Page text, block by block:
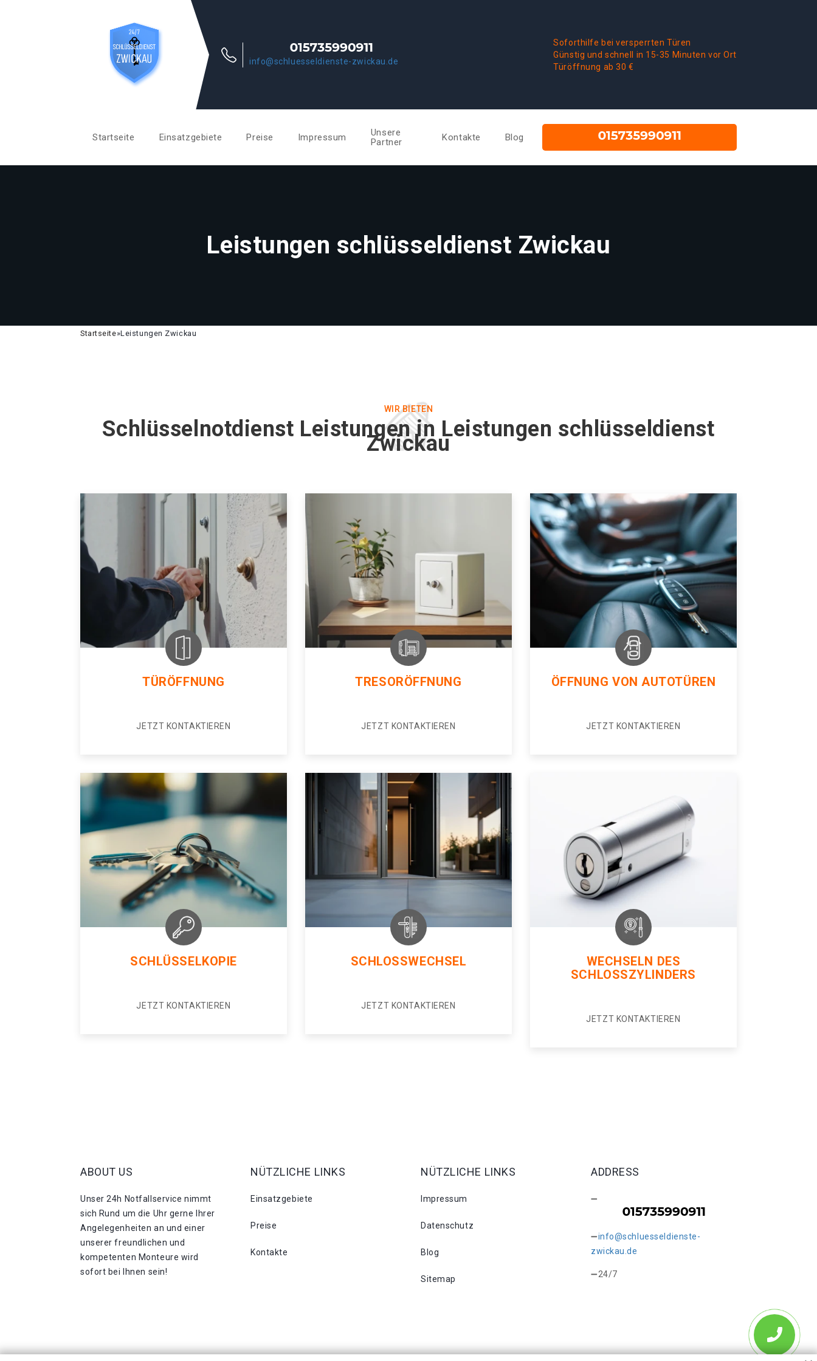
info@schluesseldienste-zwickau.de
Soforthilfe bei versperrten Türen
Günstig und schnell in 15-35 Minuten vor Ort
Türöffnung ab 30 €
Startseite Einsatzgebiete Preise Impressum
Unsere
Partner
Kontakte Blog
Leistungen schlüsseldienst Zwickau
Startseite»Leistungen Zwickau
WIR BIETEN
Schlüsselnotdienst Leistungen in Leistungen schlüsseldienst
Zwickau
TÜRÖFFNUNG
JETZT KONTAKTIEREN
TRESORÖFFNUNG
JETZT KONTAKTIEREN
ÖFFNUNG VON AUTOTÜREN
JETZT KONTAKTIEREN
SCHLÜSSELKOPIE
JETZT KONTAKTIEREN
SCHLOSSWECHSEL
JETZT KONTAKTIEREN
WECHSELN DES
SCHLOSSZYLINDERS
JETZT KONTAKTIEREN
ABOUT US
Unser 24h Notfallservice nimmt
sich Rund um die Uhr gerne Ihrer
Angelegenheiten an und einer
unserer freundlichen und
kompetenten Monteure wird
sofort bei Ihnen sein!
NÜTZLICHE LINKS
Einsatzgebiete
Preise
Kontakte
NÜTZLICHE LINKS
Impressum
Datenschutz
Blog
Sitemap
ADDRESS
info@schluesseldienste-
zwickau.de
24/7